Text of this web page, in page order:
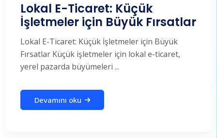
Lokal E-Ticaret: Küçük
İşletmeler için Büyük Fırsatlar
Lokal E-Ticaret: Küçük İşletmeler için Büyük
Fırsatlar Küçük işletmeler için lokal e-ticaret,
yerel pazarda büyümeleri ...
Devamını oku